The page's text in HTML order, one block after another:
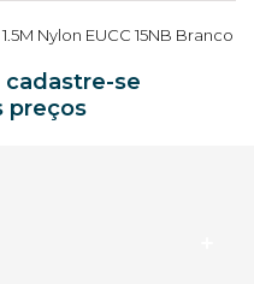
Nylon EUCC 15NB Branco
cadastre-se
preços